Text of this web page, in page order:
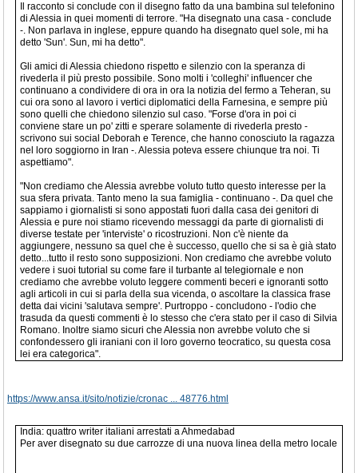
Il racconto si conclude con il disegno fatto da una bambina sul telefonino
di Alessia in quei momenti di terrore. "Ha disegnato una casa - conclude
-. Non parlava in inglese, eppure quando ha disegnato quel sole, mi ha
detto 'Sun'. Sun, mi ha detto".
Gli amici di Alessia chiedono rispetto e silenzio con la speranza di
rivederla il più presto possibile. Sono molti i 'colleghi' influencer che
continuano a condividere di ora in ora la notizia del fermo a Teheran, su
cui ora sono al lavoro i vertici diplomatici della Farnesina, e sempre più
sono quelli che chiedono silenzio sul caso. "Forse d'ora in poi ci
conviene stare un po' zitti e sperare solamente di rivederla presto -
scrivono sui social Deborah e Terence, che hanno conosciuto la ragazza
nel loro soggiorno in Iran -. Alessia poteva essere chiunque tra noi. Ti
aspettiamo".
"Non crediamo che Alessia avrebbe voluto tutto questo interesse per la
sua sfera privata. Tanto meno la sua famiglia - continuano -. Da quel che
sappiamo i giornalisti si sono appostati fuori dalla casa dei genitori di
Alessia e pure noi stiamo ricevendo messaggi da parte di giornalisti di
diverse testate per 'interviste' o ricostruzioni. Non c'è niente da
aggiungere, nessuno sa quel che è successo, quello che si sa è già stato
detto...tutto il resto sono supposizioni. Non crediamo che avrebbe voluto
vedere i suoi tutorial su come fare il turbante al telegiornale e non
crediamo che avrebbe voluto leggere commenti beceri e ignoranti sotto
agli articoli in cui si parla della sua vicenda, o ascoltare la classica frase
detta dai vicini 'salutava sempre'. Purtroppo - concludono - l'odio che
trasuda da questi commenti è lo stesso che c'era stato per il caso di Silvia
Romano. Inoltre siamo sicuri che Alessia non avrebbe voluto che si
confondessero gli iraniani con il loro governo teocratico, su questa cosa
lei era categorica".
https://www.ansa.it/sito/notizie/cronac ... 48776.html
India: quattro writer italiani arrestati a Ahmedabad
Per aver disegnato su due carrozze di una nuova linea della metro locale